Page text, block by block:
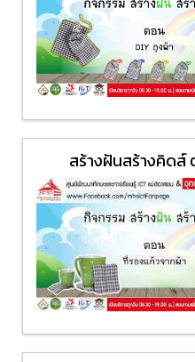
สร้างฝันสร้างคิดส์